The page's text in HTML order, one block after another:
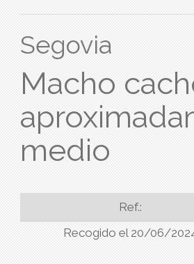
Segovia
Macho
medio
Ref.:
Recogido el 20/06/